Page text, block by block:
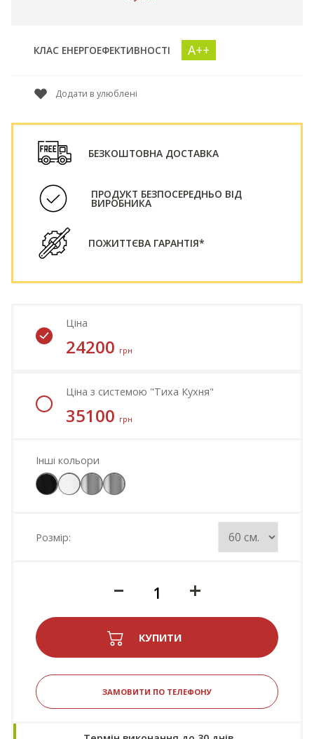
КЛАС ЕНЕРГОЕФЕКТИВНОСТІ A++
Додати в улюблені
БЕЗКОШТОВНА ДОСТАВКА
ПРОДУКТ БЕЗПОСЕРЕДНЬО ВІД
ВИРОБНИКА
ПОЖИТТЄВА ГАРАНТІЯ*
Ціна
24200 грн
Ціна з системою "Тиха Кухня"
35100 грн
Інші кольори
Розмір:
– +
КУПИТИ
ЗАМОВИТИ ПО ТЕЛЕФОНУ